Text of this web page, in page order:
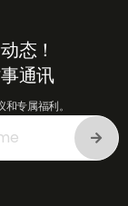
态！
通讯
专属福利。